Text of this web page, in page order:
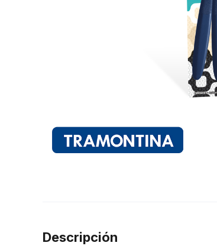
Descripción